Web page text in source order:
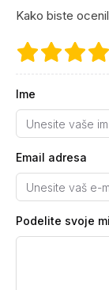
Kako biste
Ime
Email adresa
Podelite svoje